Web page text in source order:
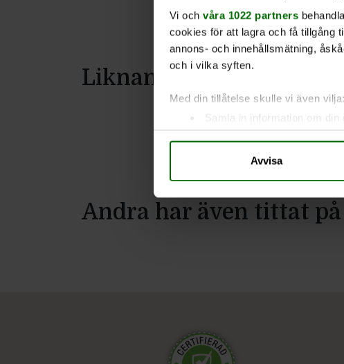
Vi och våra 1022 partners
cookies för att lagra och få tillgång
annons- och innehållsmätning,
och i vilka syften.
Med din tillåtelse skulle vi även vilja:
Samla in information om
Identifiera din enhet genom
eller dra tillbaka ditt samtycke när
Vi använder enhetsidentifierare för
sociala medier och analysera vår
Avvisa
Liknande produkter
Andra har även tittat på